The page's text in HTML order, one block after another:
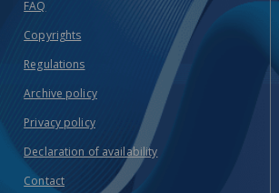
FAQ
Copyrights
Regulations
Archive policy
Privacy policy
Declaration of availability
Contact